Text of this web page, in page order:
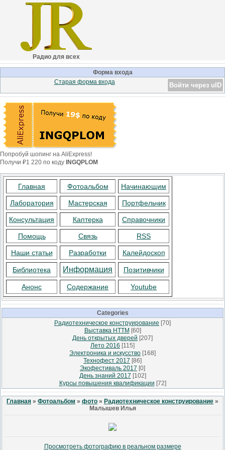
Радио для всех
Форма входа
Войти через uID
Старая форма входа
Попробуй шопинг на AliExpress!
Получи ₽1 220 по коду INGQPLOM
Главная Фотоальбом Начинающим
Лаборатория Мастерская Портфельчик
Консультация Каптерка Справочники
Помощь Связь RSS
Наши статьи Разработки Калейдоскоп
Библиотека Информация Позитивчики
Анонс Содержание Youtube
Categories
Радиотехническое конструирование [70]
Выставка НТТМ [60]
День открытых дверей [207]
Лето 2016 [115]
Электроника и искусство [168]
Технофест 2017 [86]
Экофестиваль 2017 [0]
День знаний 2017 [102]
Курсы повышения квалификации [72]
Главная » Фотоальбом » фото » Радиотехническое конструирование »
Малышев Илья
Просмотреть фотографию в реальном размере